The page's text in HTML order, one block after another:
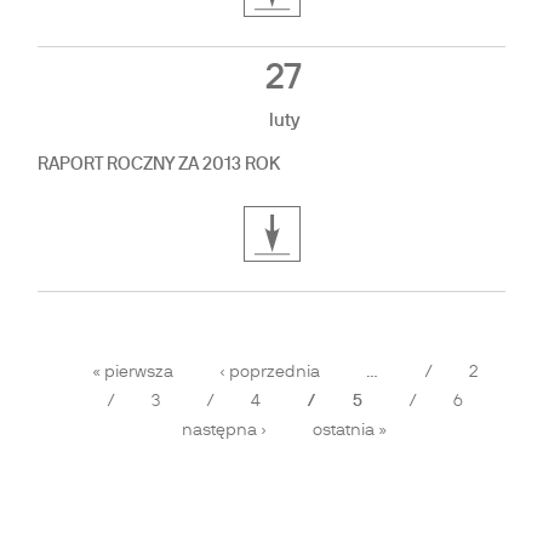
27
luty
RAPORT ROCZNY ZA 2013 ROK
« pierwsza ‹ poprzednia …
2
3
4 5
6
następna ›
ostatnia »